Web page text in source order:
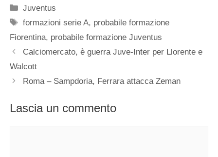
Categorie
Juventus
Tag
formazioni serie A, probabile formazione
Fiorentina, probabile formazione Juventus
Calciomercato, è guerra Juve-Inter per Llorente e
Walcott
Roma – Sampdoria, Ferrara attacca Zeman
Lascia un commento